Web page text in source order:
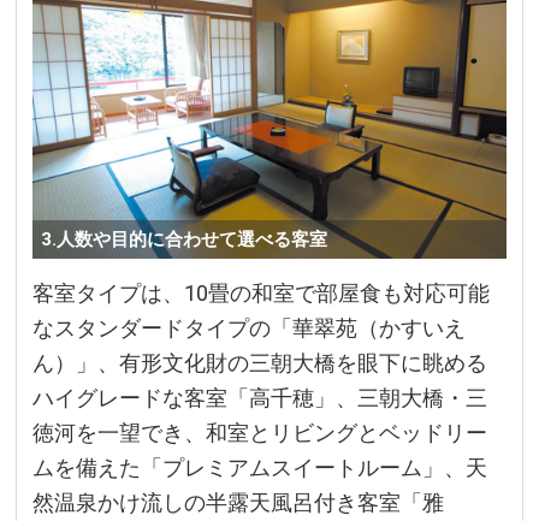
3.人数や目的に合わせて選べる客室
客室タイプは、10畳の和室で部屋食も対応可能
なスタンダードタイプの「華翠苑（かすいえ
ん）」、有形文化財の三朝大橋を眼下に眺める
ハイグレードな客室「高千穂」、三朝大橋・三
徳河を一望でき、和室とリビングとベッドリー
ムを備えた「プレミアムスイートルーム」、天
然温泉かけ流しの半露天風呂付き客室「雅